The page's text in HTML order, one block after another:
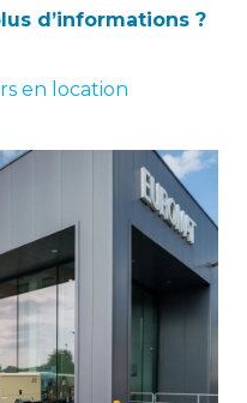
d’informations ?
en location